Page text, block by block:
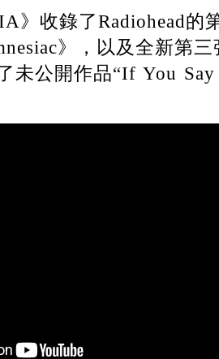
》收錄了Radiohead
》，以及全新第
未公開作品“If You